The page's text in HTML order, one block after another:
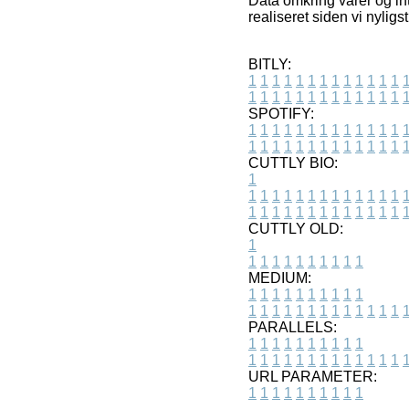
realiseret siden vi
BITLY:
1 1 1 1 1 1 1 1 1 1 1 1 1 1
1 1 1 1 1 1 1 1 1 1 1 1 1 1
SPOTIFY:
1 1 1 1 1 1 1 1 1 1 1 1 1 1
1 1 1 1 1 1 1 1 1 1 1 1 1 1
CUTTLY BIO:
1
1 1 1 1 1 1 1 1 1 1 1 1 1 1
1 1 1 1 1 1 1 1 1 1 1 1 1 1
CUTTLY OLD:
1
1 1 1 1 1 1 1 1 1 1
MEDIUM:
1 1 1 1 1 1 1 1 1 1
1 1 1 1 1 1 1 1 1 1 1 1 1 1
PARALLELS:
1 1 1 1 1 1 1 1 1 1
1 1 1 1 1 1 1 1 1 1 1 1 1 1
URL PARAMETER:
1 1 1 1 1 1 1 1 1 1